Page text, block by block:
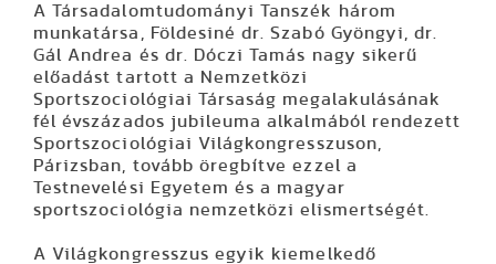
A Társadalomtudományi Tanszék három
munkatársa, Földesiné dr. Szabó Gyöngyi, dr.
Gál Andrea és dr. Dóczi Tamás nagy sikerű
előadást tartott a Nemzetközi
Sportszociológiai Társaság megalakulásának
fél évszázados jubileuma alkalmából rendezett
Sportszociológiai Világkongresszuson,
Párizsban, tovább öregbítve ezzel a
Testnevelési Egyetem és a magyar
sportszociológia nemzetközi elismertségét.
A Világkongresszus egyik kiemelkedő